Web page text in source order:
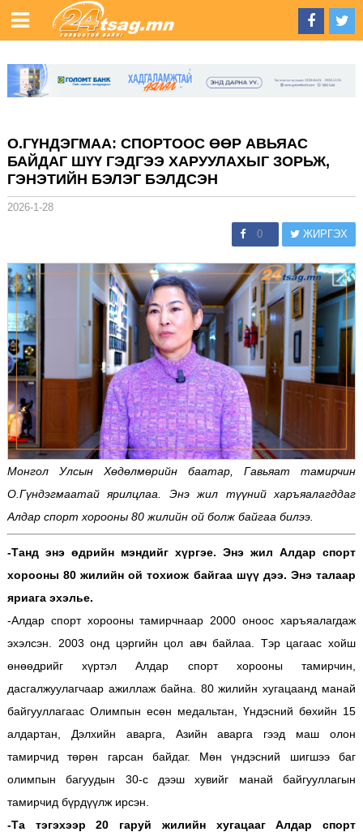
О.ГҮНДЭГМАА: СПОРТООС ӨӨР АВЬЯАС
БАЙДАГ ШҮҮ ГЭДГЭЭ ХАРУУЛАХЫГ ЗОРЬЖ,
ГЭНЭТИЙН БЭЛЭГ БЭЛДСЭН
2026-1-28
0 ЖИРГЭХ
Монгол Улсын Хөдөлмөрийн баатар, Гавьяат тамирчин
О.Гүндэгмаатай ярилцлаа. Энэ жил түүний харъяалагддаг
Алдар спорт хорооны 80 жилийн ой болж байгаа билээ.
-Танд энэ өдрийн мэндийг хүргэе. Энэ жил Алдар спорт
хорооны 80 жилийн ой тохиож байгаа шүү дээ. Энэ талаар
яриага эхэлье.
-Алдар спорт хорооны тамирчнаар 2000 оноос харъяалагдаж
эхэлсэн. 2003 онд цэргийн цол авч байлаа. Тэр цагаас хойш
өнөөдрийг хүртэл Алдар спорт хорооны тамирчин,
дасгалжуулагчаар ажиллаж байна. 80 жилийн хугацаанд манай
байгууллагаас Олимпын есөн медальтан, Үндэсний бөхийн 15
алдартан, Дэлхийн аварга, Азийн аварга гээд маш олон
тамирчид төрөн гарсан байдаг. Мөн үндэсний шигшээ баг
олимпын багуудын 30-с дээш хувийг манай байгууллагын
тамирчид бүрдүүлж ирсэн.
-Та тэгэхээр 20 гаруй жилийн хугацааг Алдар спорт